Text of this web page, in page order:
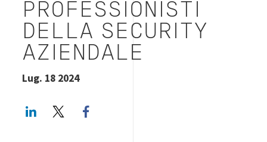
PROFESSIONISTI
DELLA SECURITY
AZIENDALE
Lug. 18 2024
LinkedInTwitter